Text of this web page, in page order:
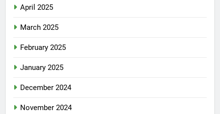
April 2025
March 2025
February 2025
January 2025
December 2024
November 2024